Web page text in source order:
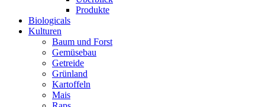
Produkte
Biologicals
Kulturen
Baum und Forst
Gemüsebau
Getreide
Grünland
Kartoffeln
Mais